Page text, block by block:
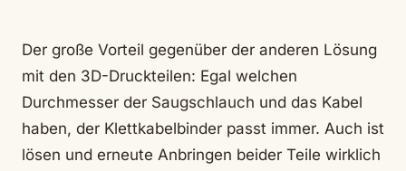
Der große Vorteil gegenüber der anderen Lösung
mit den 3D-Druckteilen: Egal welchen
Durchmesser der Saugschlauch und das Kabel
haben, der Klettkabelbinder passt immer. Auch ist
lösen und erneute Anbringen beider Teile wirklich